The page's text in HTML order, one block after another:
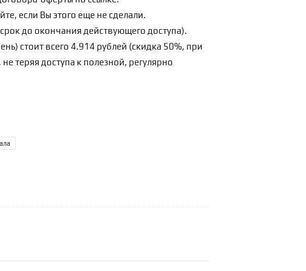
если Вы этого еще не сделали.
до окончания действующего доступа).
стоит всего 4.914 рублей (скидка 50%, при
теряя доступа к полезной, регулярно